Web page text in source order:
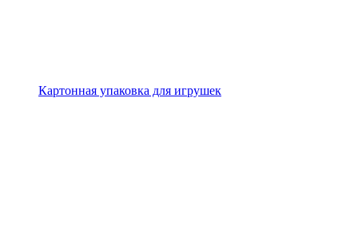
Картонная упаковка для игрушек